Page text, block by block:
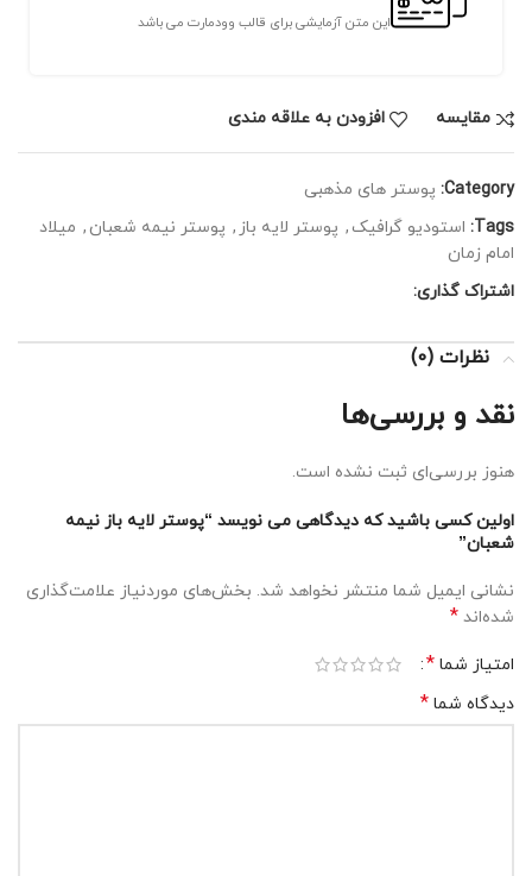
این متن آزمایشی برای قالب وودمارت می باشد
مقايسه افزودن به علاقه مندی
Category: پوستر های مذهبی
Tags: استودیو گرافیک , پوستر لایه باز , پوستر نیمه شعبان , میلاد
امام زمان
اشتراک گذاری:
نظرات (0)
نقد و بررسی‌ها
هنوز بررسی‌ای ثبت نشده است.
اولین کسی باشید که دیدگاهی می نویسد “پوستر لایه باز نیمه
شعبان”
نشانی ایمیل شما منتشر نخواهد شد. بخش‌های موردنیاز علامت‌گذاری
شده‌اند *
امتیاز شما *
دیدگاه شما *